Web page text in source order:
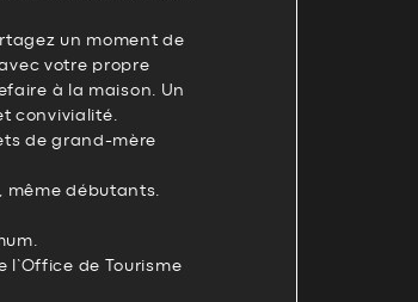
un moment de
votre propre
à la maison. Un
convivialité.
de grand-mère
même débutants.
l’Office de Tourisme